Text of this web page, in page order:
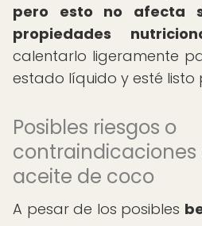
pero esto no afecta
propiedades
calentarlo ligeramente
estado líquido y esté listo
Posibles riesgos o
contraindicaciones
aceite de coco
A pesar de los posibles